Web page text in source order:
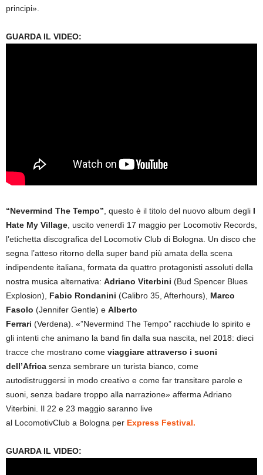
principi».
GUARDA IL VIDEO:
“Nevermind The Tempo”, questo è il titolo del nuovo album degli I
Hate My Village, uscito venerdì 17 maggio per Locomotiv Records,
l’etichetta discografica del Locomotiv Club di Bologna. Un disco che
segna l’atteso ritorno della super band più amata della scena
indipendente italiana, formata da quattro protagonisti assoluti della
nostra musica alternativa: Adriano Viterbini (Bud Spencer Blues
Explosion), Fabio Rondanini (Calibro 35, Afterhours), Marco
Fasolo (Jennifer Gentle) e Alberto
Ferrari (Verdena). «”Nevermind The Tempo” racchiude lo spirito e
gli intenti che animano la band fin dalla sua nascita, nel 2018: dieci
tracce che mostrano come viaggiare attraverso i suoni
dell’Africa senza sembrare un turista bianco, come
autodistruggersi in modo creativo e come far transitare parole e
suoni, senza badare troppo alla narrazione» afferma Adriano
Viterbini. Il 22 e 23 maggio saranno live
al LocomotivClub a Bologna per Express Festival.
GUARDA IL VIDEO: